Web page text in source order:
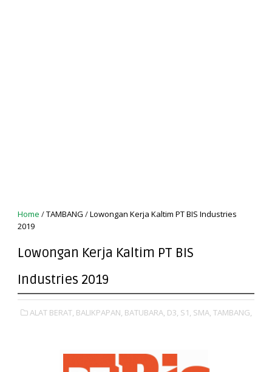
Home /TAMBANG /Lowongan Kerja Kaltim PT BIS Industries
2019
Lowongan Kerja Kaltim PT BIS
Industries 2019
ALAT BERAT, BALIKPAPAN, BATUBARA, D3, S1, SMA, TAMBANG,